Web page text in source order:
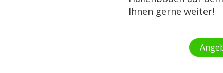
Ihnen gerne weiter!